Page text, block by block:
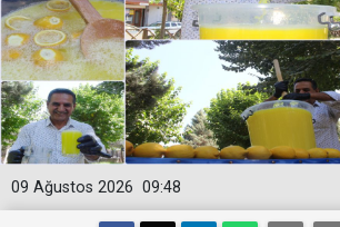
09:48
09 Ağustos 2026